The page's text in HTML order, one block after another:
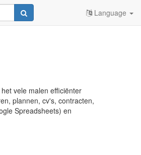
Language
vele malen efficiënter
plannen, cv's, contracten,
Spreadsheets) en